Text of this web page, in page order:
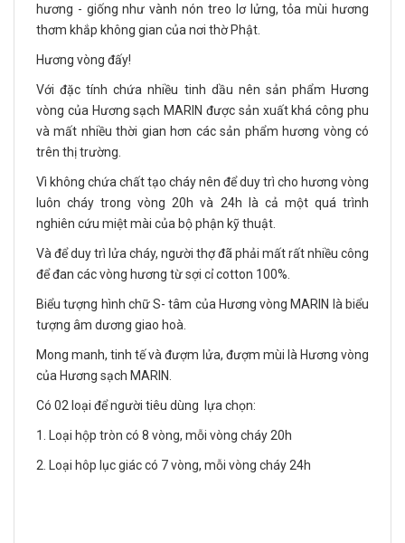
hương - giống như vành nón treo lơ lửng, tỏa mùi hương
thơm khắp không gian của nơi thờ Phật.
Hương vòng đấy!
Với đặc tính chứa nhiều tinh dầu nên sản phẩm Hương
vòng của Hương sạch MARIN được sản xuất khá công phu
và mất nhiều thời gian hơn các sản phẩm hương vòng có
trên thị trường.
Vì không chứa chất tạo cháy nên để duy trì cho hương vòng
luôn cháy trong vòng 20h và 24h là cả một quá trình
nghiên cứu miệt mài của bộ phận kỹ thuật.
Và để duy trì lửa cháy, người thợ đã phải mất rất nhiều công
để đan các vòng hương từ sợi cỉ cotton 100%.
Biểu tượng hình chữ S- tâm của Hương vòng MARIN là biểu
tượng âm dương giao hoà.
Mong manh, tinh tế và đượm lửa, đượm mùi là Hương vòng
của Hương sạch MARIN.
Có 02 loại để người tiêu dùng lựa chọn:
1. Loại hộp tròn có 8 vòng, mỗi vòng cháy 20h
2. Loại hôp lục giác có 7 vòng, mỗi vòng cháy 24h